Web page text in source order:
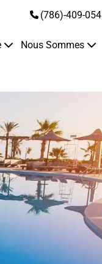
(786)-409-054
Nous Sommes